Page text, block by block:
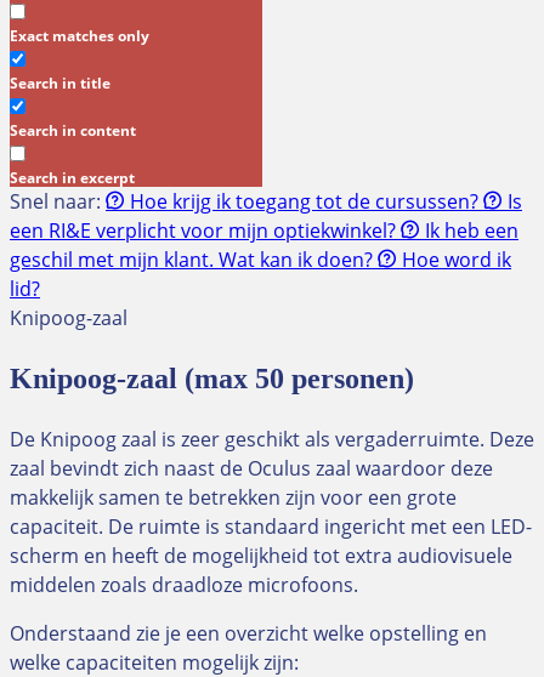
Exact matches only
Search in title
Search in content
Search in excerpt
Snel naar: Hoe krijg ik toegang tot de cursussen?
Is
een RI&E verplicht voor mijn optiekwinkel?
Ik heb een
geschil met mijn klant. Wat kan ik doen?
Hoe word ik
lid?
Knipoog-zaal
Knipoog-zaal (max 50 personen)
De Knipoog zaal is zeer geschikt als vergaderruimte. Deze
zaal bevindt zich naast de Oculus zaal waardoor deze
makkelijk samen te betrekken zijn voor een grote
capaciteit. De ruimte is standaard ingericht met een LED-
scherm en heeft de mogelijkheid tot extra audiovisuele
middelen zoals draadloze microfoons.
Onderstaand zie je een overzicht welke opstelling en
welke capaciteiten mogelijk zijn: